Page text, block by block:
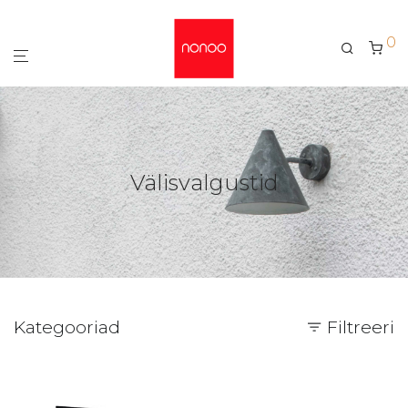
0
Välisvalgustid
Kategooriad Filtreeri